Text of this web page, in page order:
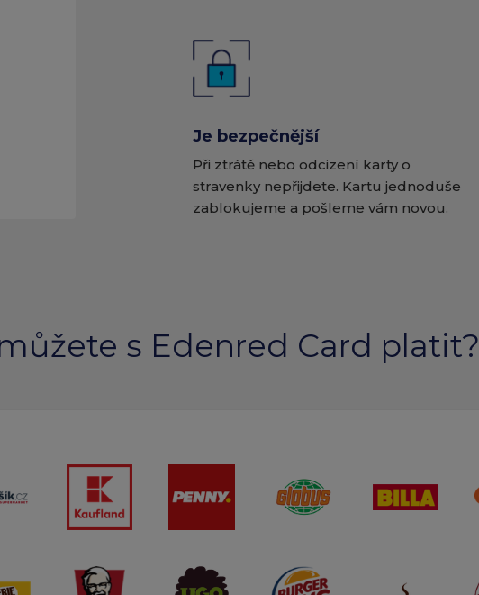
Je bezpečnější
Při ztrátě nebo odcizení karty o
stravenky nepřijdete. Kartu jednoduše
zablokujeme a pošleme vám novou.
s Edenred Card platit?